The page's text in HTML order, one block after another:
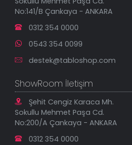
En Çok Satılanlar
İndirimli Tablolar
No:141/B Çankaya - ANKARA
0312 354 0000
0543 354 0099
destek@tabloshop.com
ShowRoom İletişim
Şehit Cengiz Karaca Mh.
Sokullu Mehmet Paşa Cd.
No:200/A Çankaya - ANKARA
0312 354 0000